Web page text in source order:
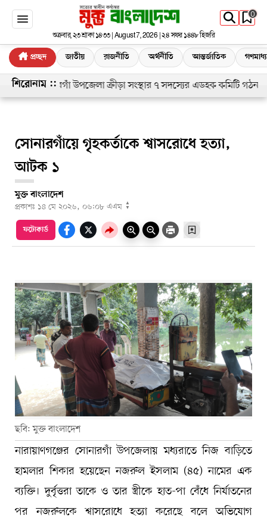
0
শুক্রবার, ২৩ শ্রাবণ ১৪৩৩ | August 7, 2026 | ২৪ সফর ১৪৪৮ হিজরি
প্রচ্ছদ জাতীয় রাজনীতি অর্থনীতি আন্তর্জাতিক
শিরোনাম ::
সোনারগাঁ উপজেলা ক্রীড়া সংস্থার ৭ সদস্যের এডহক কমিটি গঠন
সোনারগাঁয়ে গৃহকর্তাকে শ্বাসরোধে হত্যা,
আটক ১
মুক্ত বাংলাদেশ
প্রকাশঃ ১৪ মে ২০২৬, ০৬:০৮ এএম
▲
▼
ফটোকার্ড
ছবি: মুক্ত বাংলাদেশ
নারায়াণগঞ্জের সোনারগাঁ উপজেলায় মধ্যরাতে নিজ বাড়িতে
হামলার শিকার হয়েছেন নজরুল ইসলাম (৪৫) নামের এক
ব্যক্তি। দুর্বৃত্তরা তাকে ও তার স্ত্রীকে হাত-পা বেঁধে নির্যাতনের
পর নজরুলকে শ্বাসরোধে হত্যা করেছে বলে অভিযোগ